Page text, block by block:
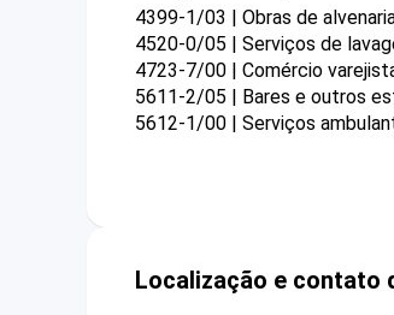
4399-1/03 | Obras de
4520-0/05 | Serviços de
4723-7/00 | Comércio
5611-2/05 | Bares e outros
5612-1/00 | Serviços
Localização e contato